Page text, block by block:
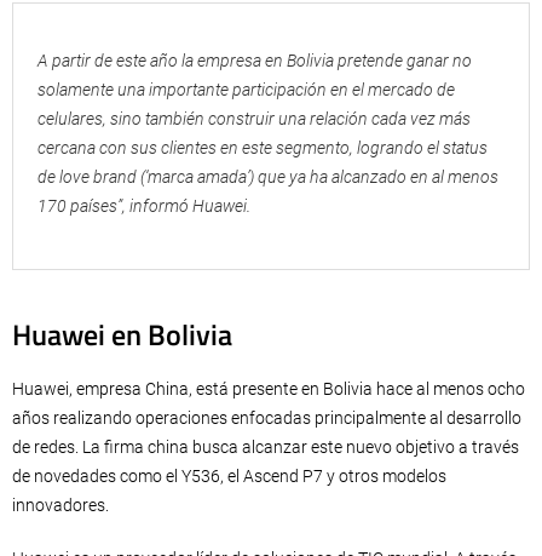
A partir de este año la empresa en Bolivia pretende ganar no
solamente una importante participación en el mercado de
celulares, sino también construir una relación cada vez más
cercana con sus clientes en este segmento, logrando el status
de love brand (‘marca amada’) que ya ha alcanzado en al menos
170 países”, informó Huawei.
Huawei en Bolivia
Huawei, empresa China, está presente en Bolivia hace al menos ocho
años realizando operaciones enfocadas principalmente al desarrollo
de redes. La firma china busca alcanzar este nuevo objetivo a través
de novedades como el Y536, el Ascend P7 y otros modelos
innovadores.